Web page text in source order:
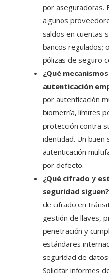
por aseguradoras.
algunos
saldos en cuentas
bancos regulados;
pólizas de seguro
¿Qué
autenticación
por autenticación
biometría, límites
protección contra
identidad. Un buen
autenticación
por defecto.
¿Qué cifrado y
seguridad siguen?
de cifrado en
gestión de llaves,
penetración y
estándares
seguridad de
Solicitar informes